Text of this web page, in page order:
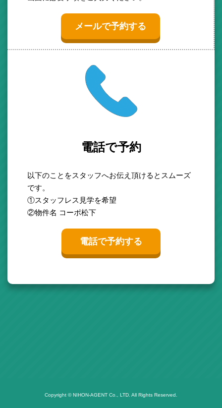
メールで予約する
電話で予約
以下のことをスタッフへお伝え頂けるとスムーズ
です。
①スタッフレス見学を希望
②物件名 コーポ松下
電話で予約する
Copyright © NIHON-AGENT Co., LTD. All Rights Reserved.